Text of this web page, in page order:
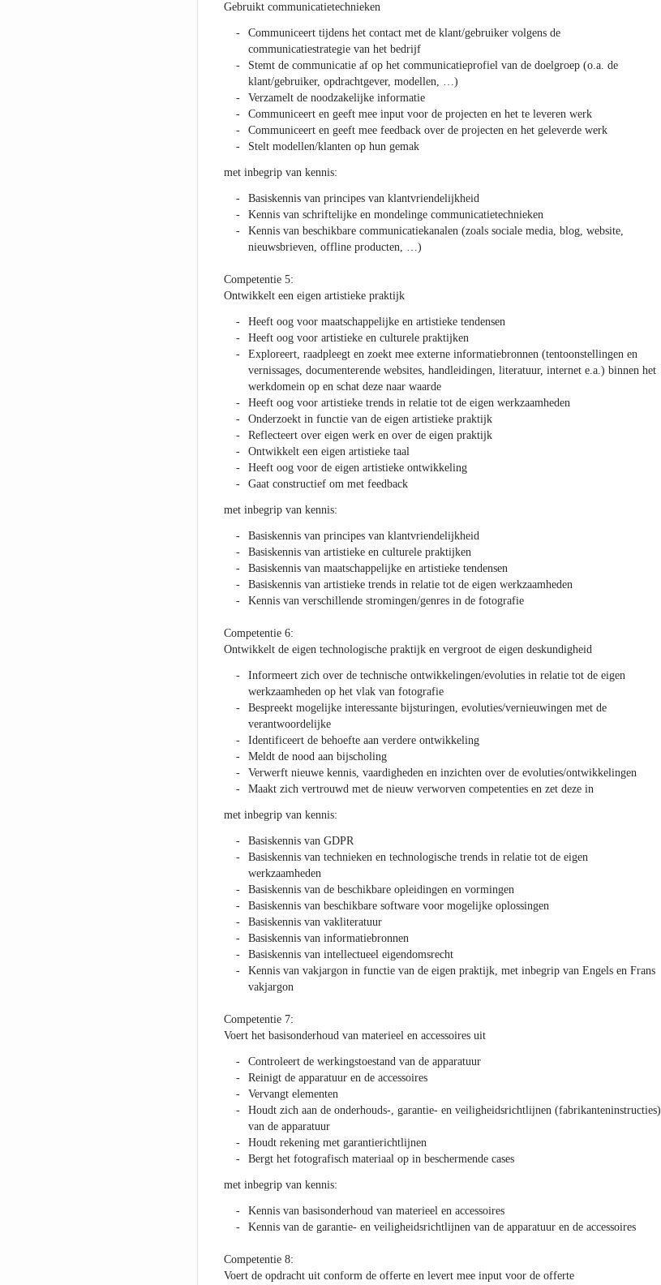
Gebruikt communicatietechnieken
Communiceert tijdens het contact met de klant/gebruiker volgens de
communicatiestrategie van het bedrijf
Stemt de communicatie af op het communicatieprofiel van de doelgroep (o.a. de
klant/gebruiker, opdrachtgever, modellen, …)
Verzamelt de noodzakelijke informatie
Communiceert en geeft mee input voor de projecten en het te leveren werk
Communiceert en geeft mee feedback over de projecten en het geleverde werk
Stelt modellen/klanten op hun gemak
met inbegrip van kennis:
Basiskennis van principes van klantvriendelijkheid
Kennis van schriftelijke en mondelinge communicatietechnieken
Kennis van beschikbare communicatiekanalen (zoals sociale media, blog, website,
nieuwsbrieven, offline producten, …)
Competentie 5:
Ontwikkelt een eigen artistieke praktijk
Heeft oog voor maatschappelijke en artistieke tendensen
Heeft oog voor artistieke en culturele praktijken
Exploreert, raadpleegt en zoekt mee externe informatiebronnen (tentoonstellingen en
vernissages, documenterende websites, handleidingen, literatuur, internet e.a.) binnen het
werkdomein op en schat deze naar waarde
Heeft oog voor artistieke trends in relatie tot de eigen werkzaamheden
Onderzoekt in functie van de eigen artistieke praktijk
Reflecteert over eigen werk en over de eigen praktijk
Ontwikkelt een eigen artistieke taal
Heeft oog voor de eigen artistieke ontwikkeling
Gaat constructief om met feedback
met inbegrip van kennis:
Basiskennis van principes van klantvriendelijkheid
Basiskennis van artistieke en culturele praktijken
Basiskennis van maatschappelijke en artistieke tendensen
Basiskennis van artistieke trends in relatie tot de eigen werkzaamheden
Kennis van verschillende stromingen/genres in de fotografie
Competentie 6:
Ontwikkelt de eigen technologische praktijk en vergroot de eigen deskundigheid
Informeert zich over de technische ontwikkelingen/evoluties in relatie tot de eigen
werkzaamheden op het vlak van fotografie
Bespreekt mogelijke interessante bijsturingen, evoluties/vernieuwingen met de
verantwoordelijke
Identificeert de behoefte aan verdere ontwikkeling
Meldt de nood aan bijscholing
Verwerft nieuwe kennis, vaardigheden en inzichten over de evoluties/ontwikkelingen
Maakt zich vertrouwd met de nieuw verworven competenties en zet deze in
met inbegrip van kennis:
Basiskennis van GDPR
Basiskennis van technieken en technologische trends in relatie tot de eigen
werkzaamheden
Basiskennis van de beschikbare opleidingen en vormingen
Basiskennis van beschikbare software voor mogelijke oplossingen
Basiskennis van vakliteratuur
Basiskennis van informatiebronnen
Basiskennis van intellectueel eigendomsrecht
Kennis van vakjargon in functie van de eigen praktijk, met inbegrip van Engels en Frans
vakjargon
Competentie 7:
Voert het basisonderhoud van materieel en accessoires uit
Controleert de werkingstoestand van de apparatuur
Reinigt de apparatuur en de accessoires
Vervangt elementen
Houdt zich aan de onderhouds-, garantie- en veiligheidsrichtlijnen (fabrikanteninstructies)
van de apparatuur
Houdt rekening met garantierichtlijnen
Bergt het fotografisch materiaal op in beschermende cases
met inbegrip van kennis:
Kennis van basisonderhoud van materieel en accessoires
Kennis van de garantie- en veiligheidsrichtlijnen van de apparatuur en de accessoires
Competentie 8:
Voert de opdracht uit conform de offerte en levert mee input voor de offerte